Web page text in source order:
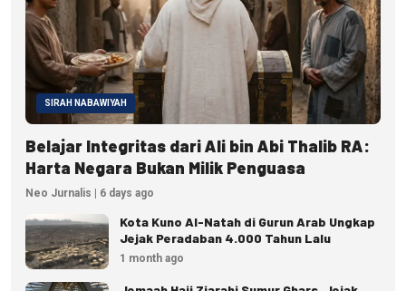
SIRAH NABAWIYAH
Belajar Integritas dari Ali bin Abi Thalib RA:
Harta Negara Bukan Milik Penguasa
Neo Jurnalis | 6 days ago
Kota Kuno Al-Natah di Gurun Arab Ungkap
Jejak Peradaban 4.000 Tahun Lalu
1 month ago